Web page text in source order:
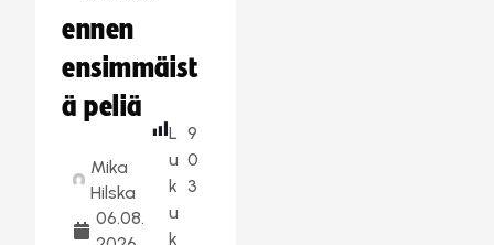
ennen
ensimmäist
ä peliä
Mika
Hilska
06.08.
L
u
k
u
k
9
0
3